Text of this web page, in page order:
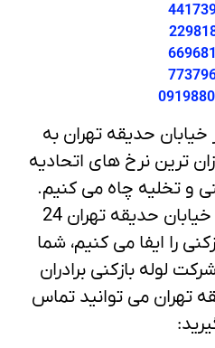
خیابان حدیقه تهران به
ترین نرخ های اتحادیه
و تخلیه چاه می کنیم.
ما در سراسر محدوده خیابان حدیقه تهران 24
را ایفا می کنیم، شما
لوله بازکنی برادران
تهران می توانید تماس